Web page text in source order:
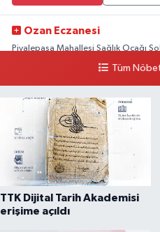
Ozan Eczanesi
Piyalepaşa Mahallesi Sağlık Ocağı
Yol Tarifi
Tüm
TTK Dijital Tarih Akademisi
erişime açıldı